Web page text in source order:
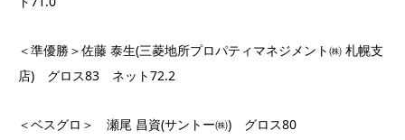
＜準優勝＞佐藤 泰生(三菱地所プロパティマネジメント㈱ 札幌支
店) グロス83 ネット72.2
＜ベスグロ＞ 瀬尾 昌資(サントー㈱) グロス80